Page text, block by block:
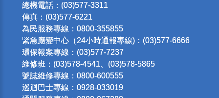
總機電話：(03)577-3311
傳真：(03)577-6221
為民服務專線：0800-355855
緊急應變中心（24小時通報專線)：(03)577-6666
環保報案專線：(03)577-7237
維修班：(03)578-4541、(03)578-5865
號誌維修專線：0800-600555
巡迴巴士專線：0928-033019